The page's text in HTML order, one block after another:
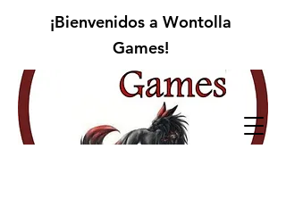
¡Bienvenidos a Wontolla
Games!